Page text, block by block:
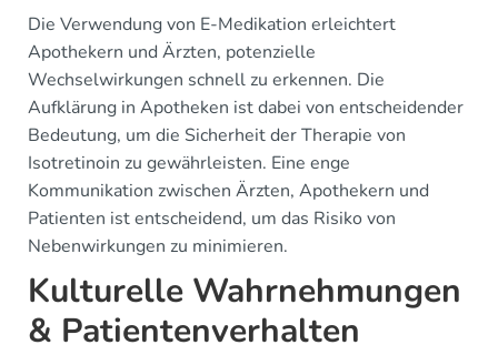
Die Verwendung von E-Medikation erleichtert
Apothekern und Ärzten, potenzielle
Wechselwirkungen schnell zu erkennen. Die
Aufklärung in Apotheken ist dabei von entscheidender
Bedeutung, um die Sicherheit der Therapie von
Isotretinoin zu gewährleisten. Eine enge
Kommunikation zwischen Ärzten, Apothekern und
Patienten ist entscheidend, um das Risiko von
Nebenwirkungen zu minimieren.
Kulturelle Wahrnehmungen
& Patientenverhalten